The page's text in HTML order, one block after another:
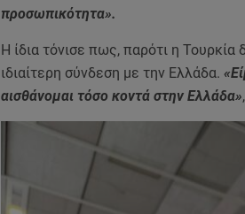
προσωπικότητα».
Η ίδια τόνισε πως, παρότι η
ιδιαίτερη σύνδεση με την Ελλάδα.
αισθάνομαι τόσο κοντά στην Ελλάδα»